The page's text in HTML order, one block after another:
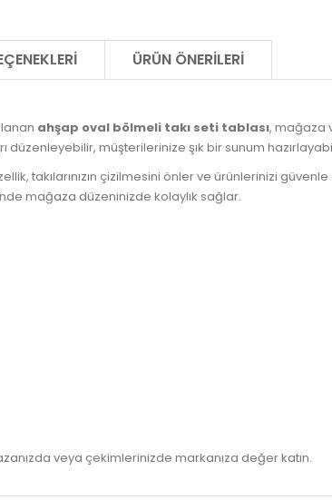
ÜRÜN ÖNERILERI
ahşap oval bölmeli takı seti tablası, mağaza
müşterilerinize şık bir sunum
takılarınızın çizilmesini önler ve ürünlerinizi
mağaza düzeninizde kolaylık sağlar.
veya çekimlerinizde markanıza değer katın.